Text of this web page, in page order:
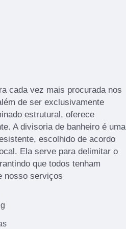
cada vez mais procurada nos
de ser exclusivamente
estrutural, oferece
A divisoria de banheiro é uma
escolhido de acordo
Ela serve para delimitar o
que todos tenham
nosso serviços